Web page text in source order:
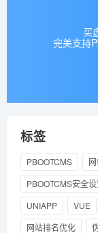
买
完美支持
标签
PBOOTCMS
PBOOTCMS安全
UNIAPP
VUE
网站排名优化